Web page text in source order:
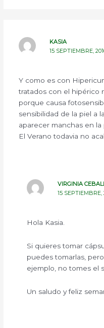
KASIA
15 SEPTIEMBRE,
Y como es con
tratados con el hipérico
porque causa
sensibilidad de la piel a
aparecer manchas en la
El Verano todavia no
VIRGINIA
15 SEPTIEMBRE,
Hola Kasia.
Si quieres tomar
puedes tomarlas,
ejemplo, no tomes el
Un saludo y feliz